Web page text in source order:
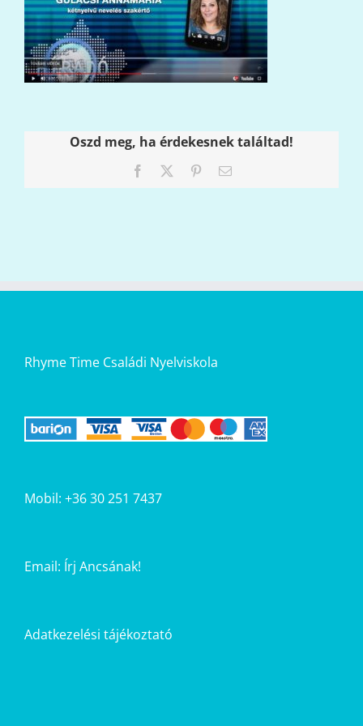
Oszd meg, ha érdekesnek találtad!
Facebook PinterestEmail:
Rhyme Time Családi Nyelviskola
Mobil: +36 30 251 7437
Email: Írj Ancsának!
Adatkezelési tájékoztató